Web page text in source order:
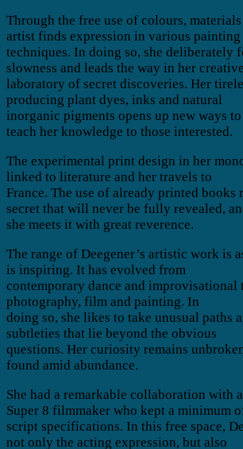
Through the free use of colours,
artist finds expression in various painting
techniques. In doing so, she deliberately
slowness and leads the way in her creative
laboratory of secret discoveries. Her
producing plant dyes, inks and natural
inorganic pigments opens up new ways
teach her knowledge to those interested.
The experimental print design in her
linked to literature and her travels to
France. The use of already printed books
secret that will never be fully revealed,
she meets it with great reverence.
The range of Deegener’s artistic work is
is inspiring. It has evolved from
contemporary dance and improvisational
photography, film and painting. In
doing so, she likes to take unusual paths
subtleties that lie beyond the obvious
questions. Her curiosity remains
found amid abundance.
She had a remarkable collaboration with
Super 8 filmmaker who kept a minimum
script specifications. In this free space,
not only the acting expression, but also